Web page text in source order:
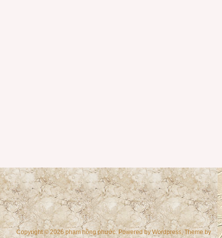
Copyright © 2026 phạm hồng phước. Powered byWordpress, Theme by